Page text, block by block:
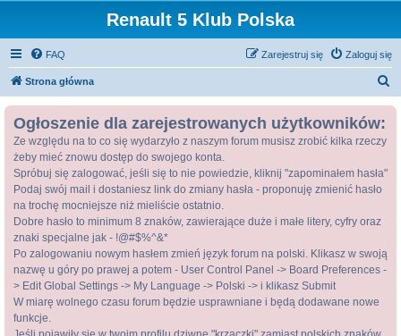
Renault 5 Klub Polska
FAQ Zaloguj się
Zarejestruj się
Strona główna
Ogłoszenie dla zarejestrowanych użytkowników:
Ze względu na to co się wydarzyło z naszym forum musisz zrobić kilka rzeczy
żeby mieć znowu dostęp do swojego konta.
Spróbuj się zalogować, jeśli się to nie powiedzie, kliknij "zapominałem hasła"
Podaj swój mail i dostaniesz link do zmiany hasła - proponuję zmienić hasło
na trochę mocniejsze niż mieliście ostatnio.
Dobre hasło to minimum 8 znaków, zawierające duże i małe litery, cyfry oraz
znaki specjalne jak - !@#$%^&*
Po zalogowaniu nowym hasłem zmień język forum na polski. Klikasz w swoją
nazwę u góry po prawej a potem - User Control Panel -> Board Preferences -
> Edit Global Settings -> My Language -> Polski -> i klikasz Submit
W miarę wolnego czasu forum będzie usprawniane i będą dodawane nowe
funkcje.